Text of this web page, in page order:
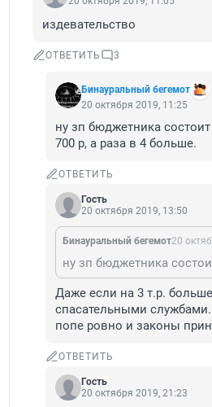
издевательство
ОТВЕТИТЬ 3
Бинауральный бегемот
20 октября 2019, 11:25
ну зп бюджетника
700 р, а раза в 4 больше.
ОТВЕТИТЬ
Гость
20 октября 2019, 13:50
Бинауральный бегемот20
Даже если на 3 т.р.
спасательными службами.
попе ровно и законы
ОТВЕТИТЬ
Гость
20 октября 2019, 21:23